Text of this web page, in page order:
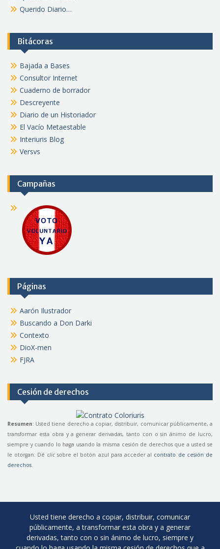
Querido Diario…
Bitácoras
Bajada a Bases
Consultor Internet
Cuaderno de borrador
Descreyente
Diario de un Historiador
El Vacío Metaestable
Interiuris Blog
Versvs
Campañas
Páginas
Aarón Ilustrador
Buscando a Don Darki
Contexto
DioX-men
FJRA
Cesión de derechos
Resumen: Usted tiene derecho a copiar, distribuir, comunicar públicamente, a
transformar esta obra y a generar derivadas, tanto con o sin ánimo de lucro,
siempre y cuando lo haga usando la misma cesión de derechos que a usted se
le otorgan. Dé clicsobre el botón azul para acceder al contrato de cesión de
derechos
Usted tiene derecho a copiar, distribuir, comunicar
públicamente, a transformar esta obra y a generar
derivadas, tanto con o sin ánimo de lucro, siempre y